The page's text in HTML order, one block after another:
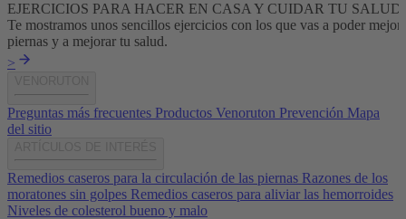
EJERCICIOS PARA HACER EN CASA Y CUIDAR TU SALUD
Te mostramos unos sencillos ejercicios con los que vas a poder
piernas y a mejorar tu salud.
>
Preguntas más frecuentes Productos Venoruton Prevención Mapa
del sitio
Remedios caseros para la circulación de las piernas Razones de los
moratones sin golpes Remedios caseros para aliviar las hemorroides
Niveles de colesterol bueno y malo